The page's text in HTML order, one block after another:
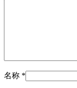
名称 *